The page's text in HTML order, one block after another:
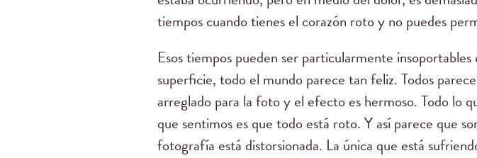
tiempos cuando tienes el corazón roto y no puedes
Esos tiempos pueden ser particularmente
superficie, todo el mundo parece tan feliz. Todos
arreglado para la foto y el efecto es hermoso. Todo lo
que sentimos es que todo está roto. Y así parece que
fotografía está distorsionada. La única que está